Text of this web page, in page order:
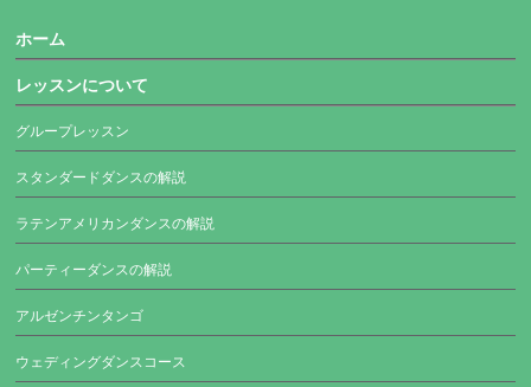
ホーム
レッスンについて
グループレッスン
スタンダードダンスの解説
ラテンアメリカンダンスの解説
パーティーダンスの解説
アルゼンチンタンゴ
ウェディングダンスコース